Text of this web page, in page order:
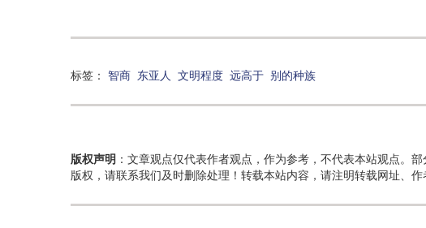
标签： 智商 东亚人 文明程度 远高于 别的种族
版权声明 ：文章观点仅代表作者观点，作为参考，不代表本站观点。
版权，请联系我们及时删除处理！转载本站内容，请注明转载网址、作